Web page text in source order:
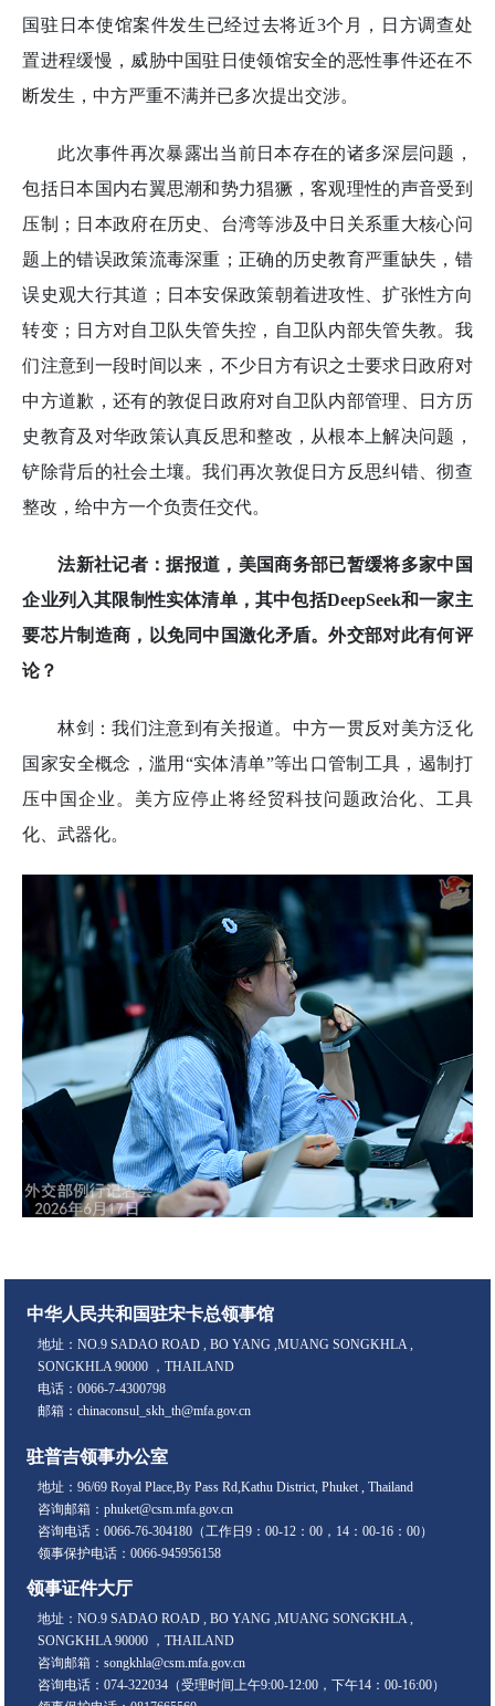
国驻日本使馆案件发生已经过去将近3个月，日方调查处
置进程缓慢，威胁中国驻日使领馆安全的恶性事件还在不
断发生，中方严重不满并已多次提出交涉。
此次事件再次暴露出当前日本存在的诸多深层问题，
包括日本国内右翼思潮和势力猖獗，客观理性的声音受到
压制；日本政府在历史、台湾等涉及中日关系重大核心问
题上的错误政策流毒深重；正确的历史教育严重缺失，错
误史观大行其道；日本安保政策朝着进攻性、扩张性方向
转变；日方对自卫队失管失控，自卫队内部失管失教。我
们注意到一段时间以来，不少日方有识之士要求日政府对
中方道歉，还有的敦促日政府对自卫队内部管理、日方历
史教育及对华政策认真反思和整改，从根本上解决问题，
铲除背后的社会土壤。我们再次敦促日方反思纠错、彻查
整改，给中方一个负责任交代。
法新社记者：据报道，美国商务部已暂缓将多家中国
企业列入其限制性实体清单，其中包括DeepSeek和一家主
要芯片制造商，以免同中国激化矛盾。外交部对此有何评
论？
林剑：我们注意到有关报道。中方一贯反对美方泛化
国家安全概念，滥用“实体清单”等出口管制工具，遏制打
压中国企业。美方应停止将经贸科技问题政治化、工具
化、武器化。
中华人民共和国驻宋卡总领事馆
地址：NO.9 SADAO ROAD , BO YANG ,MUANG SONGKHLA ,
SONGKHLA 90000 ，THAILAND
电话：0066-7-4300798
邮箱：chinaconsul_skh_th@mfa.gov.cn
驻普吉领事办公室
地址：96/69 Royal Place,By Pass Rd,Kathu District, Phuket , Thailand
咨询邮箱：phuket@csm.mfa.gov.cn
咨询电话：0066-76-304180（工作日9：00-12：00，14：00-16：00）
领事保护电话：0066-945956158
领事证件大厅
地址：NO.9 SADAO ROAD , BO YANG ,MUANG SONGKHLA ,
SONGKHLA 90000 ，THAILAND
咨询邮箱：songkhla@csm.mfa.gov.cn
咨询电话：074-322034（受理时间上午9:00-12:00，下午14：00-16:00）